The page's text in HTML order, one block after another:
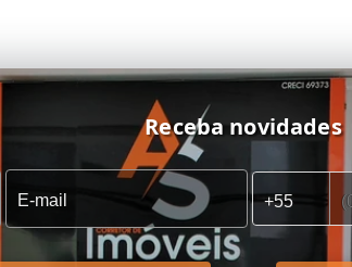
Receba novidades